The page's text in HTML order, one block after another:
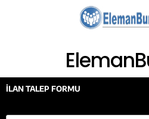
İLAN TALEP FORMU